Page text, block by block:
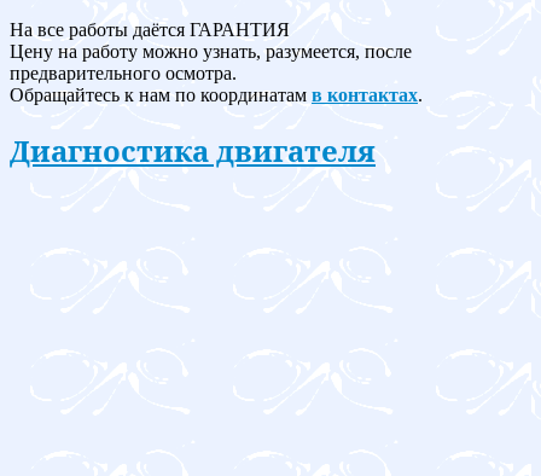
На все работы даётся ГАРАНТИЯ
Цену на работу можно узнать, разумеется, после
предварительного осмотра.
Обращайтесь к нам по координатам в контактах.
Диагностика двигателя